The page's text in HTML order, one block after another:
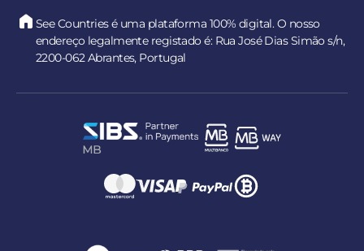
See Countries é uma plataforma 100% digital. O nosso
endereço legalmente registado é: Rua José Dias Simão s/n,
2200-062 Abrantes, Portugal